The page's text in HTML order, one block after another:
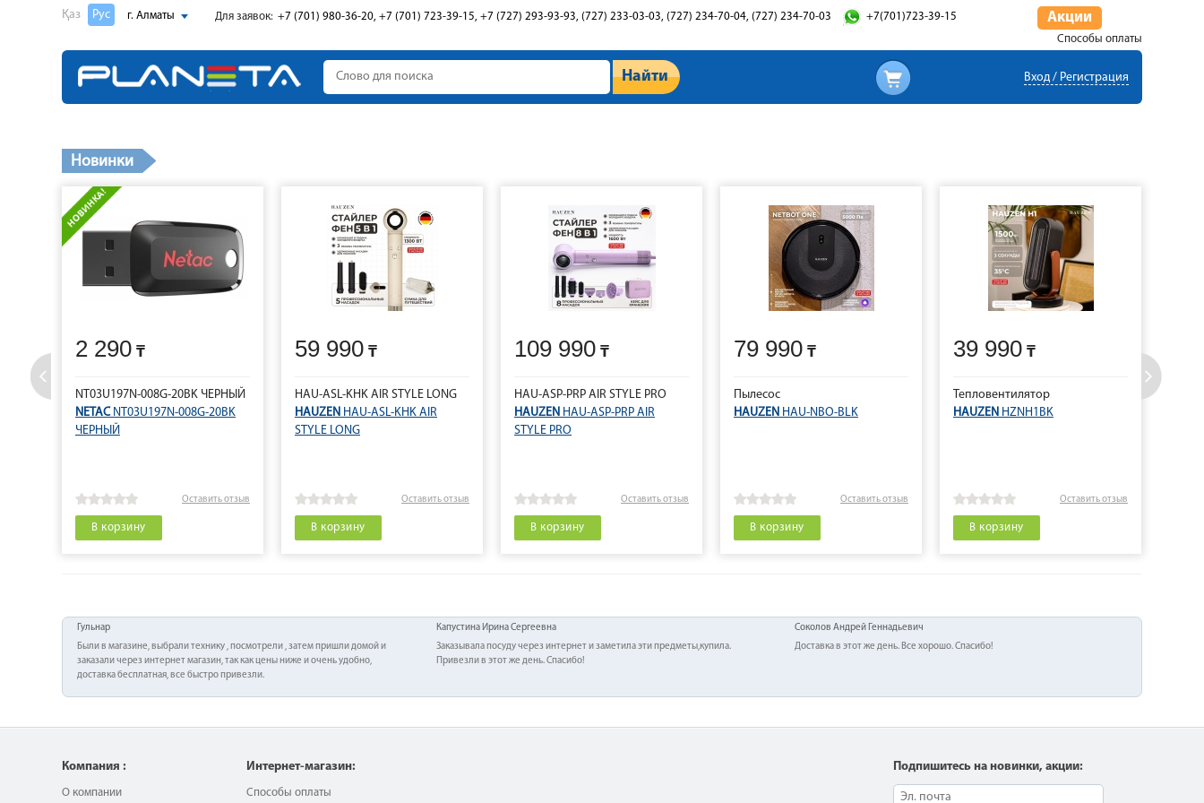
Қаз Рус г. Алматы Для заявок: +7 (701) 980-36-20, +7 (701) 723-39-15, +7 (727) 293-93-93, (727) 233-03-03, (727) 234-70-04, (727) 234-70-03 +7(701)723-39-15 Акции
Способы оплаты
Найти Вход / Регистрация
Новинки
2 290
NT03U197N-008G-20BK ЧЕРНЫЙ
NETACNT03U197N-008G-20BK
ЧЕРНЫЙ
Оставить отзыв
В корзину
59 990
HAU-ASL-KHK AIR STYLE LONG
HAUZEN HAU-ASL-KHK AIR
STYLE LONG
Оставить отзыв
В корзину
109 990
HAU-ASP-PRP AIR STYLE PRO
HAUZEN HAU-ASP-PRP AIR
STYLE PRO
Оставить отзыв
В корзину
79 990
Пылесос
HAUZEN HAU-NBO-BLK
Оставить отзыв
В корзину
39 990
Тепловентилятор
HAUZEN HZNH1BK
Оставить отзыв
В корзину
Гульнар
Были в магазине, выбрали технику , посмотрели , затем пришли домой и
заказали через интернет магазин, так как цены ниже и очень удобно,
доставка бесплатная, все быстро привезли.
Капустина Ирина Сергеевна
Заказывала посуду через интернет и заметила эти предметы,купила.
Привезли в этот же день. Спасибо!
Соколов Андрей Геннадьевич
Доставка в этот же день. Все хорошо. Спасибо!
Компания :
О компании
Интернет-магазин:
Способы оплаты
Подпишитесь на новинки, акции: